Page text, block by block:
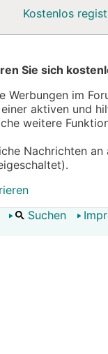
Kostenlos
Sie sich
Werbungen im
aktiven und
weitere
Nachrichten
Suchen